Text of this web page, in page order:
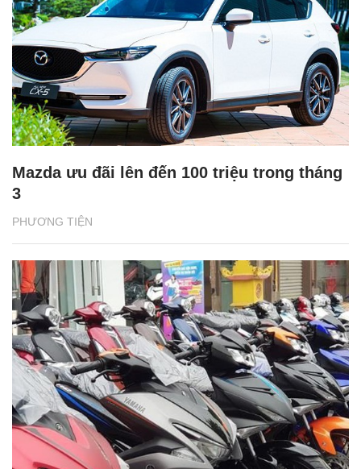
PHƯƠNG TIỆN
Mazda ưu đãi lên đến 100 triệu trong tháng
3